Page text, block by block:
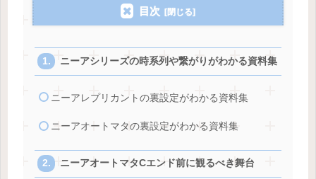
目次
ニーアシリーズの時系列や繋がりがわかる資料集
ニーアレプリカントの裏設定がわかる資料集
ニーアオートマタの裏設定がわかる資料集
ニーアオートマタCエンド前に観るべき舞台